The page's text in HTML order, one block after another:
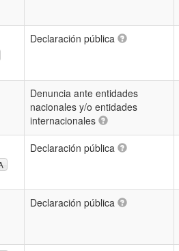
Declaración pública
Denuncia ante entidades
nacionales y/o entidades
internacionales
Declaración pública
Declaración pública